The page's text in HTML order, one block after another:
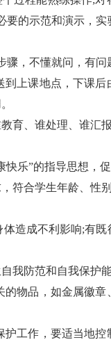
的示范和演示，
，不懂就问，有问
上课地点，下课
育、谁处理、谁汇报
乐”的指导思想，
符合学生年龄、性
造成不利影响;有
我防范和自我保护能
物品，如金属徽
工作，要适当地